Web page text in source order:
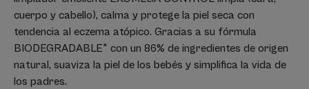
cuerpo y cabello), calma y protege la piel seca con
tendencia al eczema atópico. Gracias a su fórmula
BIODEGRADABLE* con un 86% de ingredientes de origen
natural, suaviza la piel de los bebés y simplifica la vida de
los padres.